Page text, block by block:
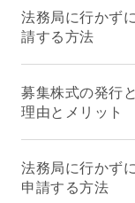
法務局に行かず
請する方法
募集株式の発行
理由とメリット
法務局に行かず
申請する方法